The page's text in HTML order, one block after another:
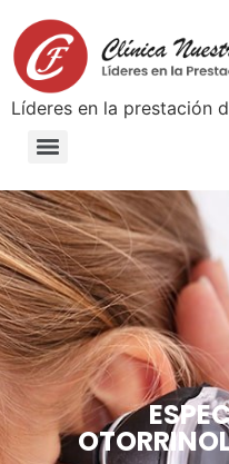
Lí­deres en la prestación